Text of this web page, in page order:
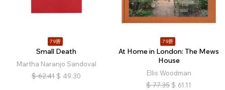
79折
Small Death
Martha Naranjo Sandoval
$ 62.41 $ 49.30
79折
At Home in London: The Mews
House
Ellis Woodman
$ 77.35 $ 61.11